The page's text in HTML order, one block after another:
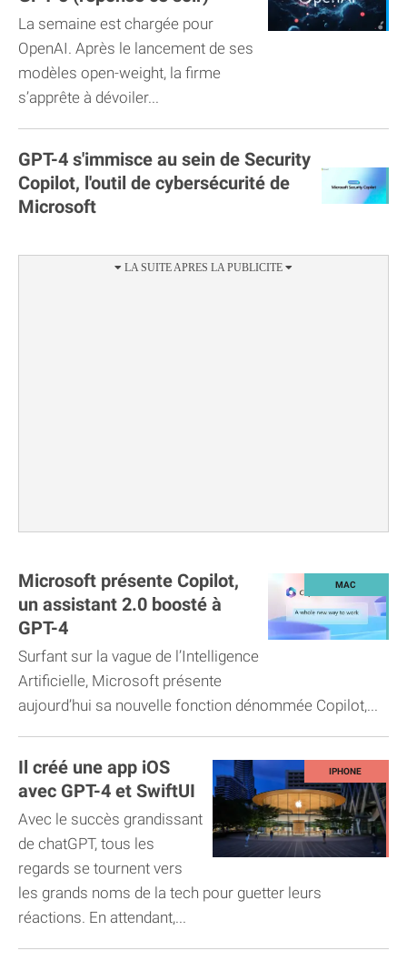
La semaine est chargée pour
OpenAI. Après le lancement de ses
modèles open-weight, la firme
s’apprête à dévoiler...
GPT-4 s'immisce au sein de Security
Copilot, l'outil de cybersécurité de
Microsoft
Microsoft présente Copilot,
un assistant 2.0 boosté à
GPT-4
Surfant sur la vague de l’Intelligence
Artificielle, Microsoft présente
aujourd’hui sa nouvelle fonction dénommée Copilot,...
Il créé une app iOS
avec GPT-4 et SwiftUI
Avec le succès grandissant
de chatGPT, tous les
regards se tournent vers
les grands noms de la tech pour guetter leurs
réactions. En attendant,...